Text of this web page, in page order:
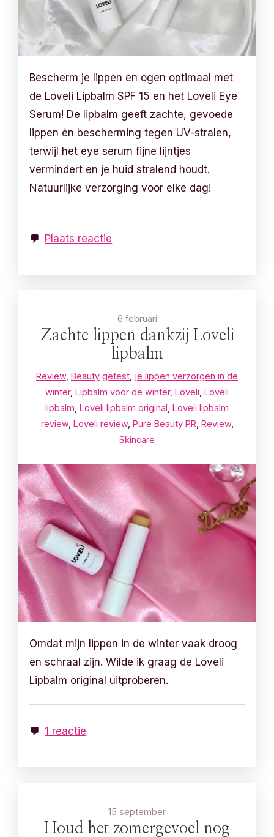
Bescherm je lippen en ogen optimaal met
de Loveli Lipbalm SPF 15 en het Loveli Eye
Serum! De lipbalm geeft zachte, gevoede
lippen én bescherming tegen UV-stralen,
terwijl het eye serum fijne lijntjes
vermindert en je huid stralend houdt.
Natuurlijke verzorging voor elke dag!
Plaats reactie
6 februari
Zachte lippen dankzij Loveli
lipbalm
Review, Beauty getest, je lippen verzorgen in de
winter, Lipbalm voor de winter, Loveli, Loveli
lipbalm, Loveli lipbalm original , Loveli lipbalm
review, Loveli review, Pure Beauty PR, Review,
Skincare
Omdat mijn lippen in de winter vaak droog
en schraal zijn. Wilde ik graag de Loveli
Lipbalm original uitproberen.
1 reactie
15 september
Houd het zomergevoel nog